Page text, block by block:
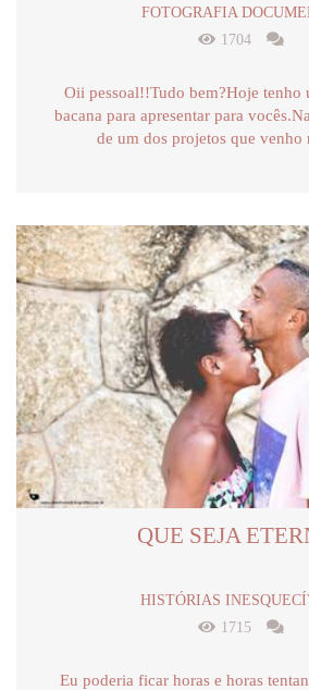
FOTOGRAFIA
1704
Oii pessoal!!Tudo bem?Hoje tenho
bacana para apresentar para
de um dos projetos que venho
QUE SEJA
HISTÓRIAS
1715
Eu poderia ficar horas e horas